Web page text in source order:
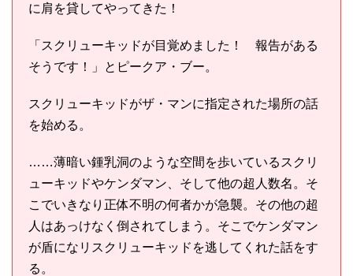
に肩を貸してやってきた！
「スクリューキッドが目覚めました！ 報告がある
そうです！」とピークア・ブー。
スクリューキッドがザ・マンに指定された場所の話
を始める。
……薄暗い鍾乳洞のような空間を歩いているスクリ
ューキッドやケンダマン、そして他の超人数名。そ
こでいきなり正体不明の何者かが急襲。その他の超
人はあっけなく倒されてしまう。そこでケンダマン
が盾になリスクリューキッドを逃してくれた話をす
る。